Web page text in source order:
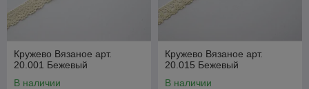
Кружево Вязаное арт.
20.001 Бежевый
В наличии
Кружево Вязаное арт.
20.015 Бежевый
В наличии